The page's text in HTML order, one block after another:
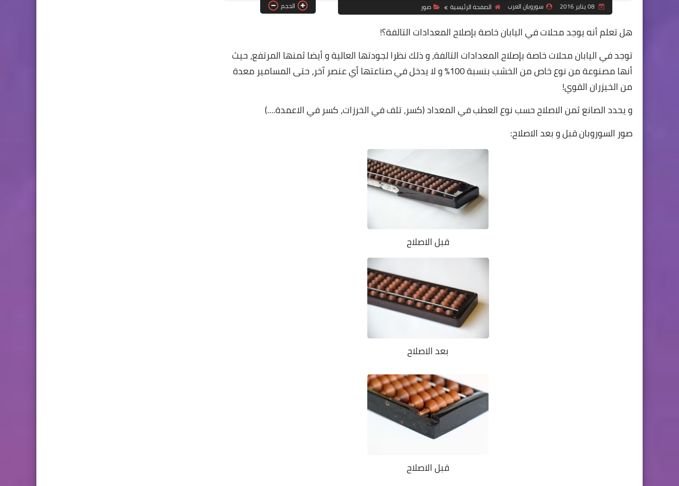
08 يناير 2016 سوروبان العرب الصفحة الرئيسية صور الحجم
هل تعلم أنه يوجد محلات في اليابان خاصة بإصلاح المعدادات التالفة؟!
توجد في اليابان محلات خاصة بإصلاح المعدادات التالفة، و ذلك نظرا لجودتها العالية و أيضا ثمنها المرتفع، حيث
أنها مصنوعة من نوع خاص من الخشب بنسبة 100% و لا يدخل في صناعتها أي عنصر آخر، حتى المسامير معدة
من الخيزران القوي!
و يحدد الصانع ثمن الاصلاح حسب نوع العطب في المعداد (كسر، تلف في الخرزات، كسر في الاعمدة....)
صور السوروبانقبل و بعد الاصلاح:
قبل الاصلاح
بعد الاصلاح
قبل الاصلاح